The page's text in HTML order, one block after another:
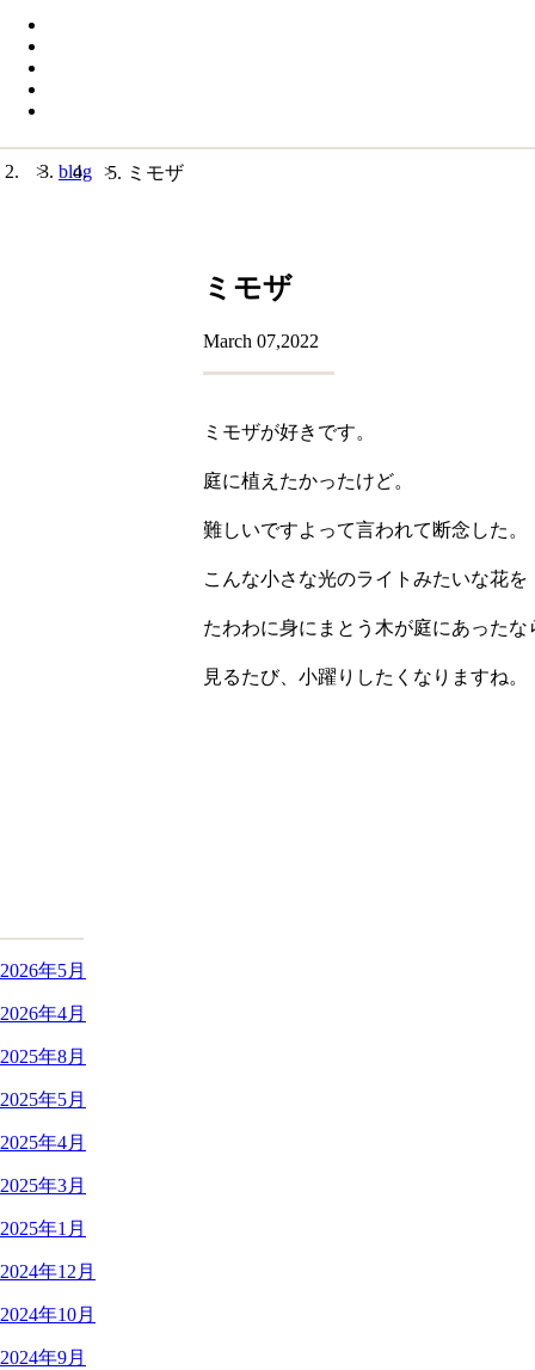
> blog > ミモザ
ミモザ
March 07,2022
ミモザが好きです。
庭に植えたかったけど。
難しいですよって言われて断念した。
こんな小さな光のライトみたいな花を
たわわに身にまとう木が庭にあったな
見るたび、小躍りしたくなりますね。
2026年5月
2026年4月
2025年8月
2025年5月
2025年4月
2025年3月
2025年1月
2024年12月
2024年10月
2024年9月